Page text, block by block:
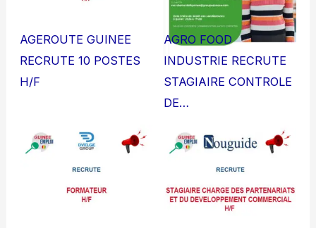
AGEROUTE GUINEE
RECRUTE 10 POSTES
H/F
AGRO FOOD
INDUSTRIE RECRUTE
STAGIAIRE CONTROLE
DE…